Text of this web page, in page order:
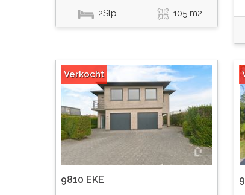
2Slp. 105 m2
Verkocht
9810 EKE